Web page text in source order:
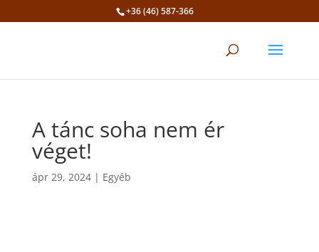
+36 (46) 587-366
A tánc soha nem ér
véget!
ápr 29, 2024| Egyéb